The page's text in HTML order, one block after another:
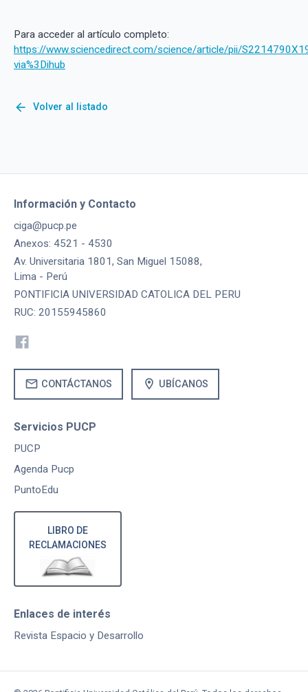
Para acceder al artículo completo:
https://www.sciencedirect.com/science/article/pii/
via%3Dihub
arrow_back Volver al listado
Información y Contacto
ciga@pucp.pe
Anexos: 4521 - 4530
Av. Universitaria 1801, San Miguel 15088,
Lima - Perú
PONTIFICIA UNIVERSIDAD CATOLICA DEL PERU
RUC: 20155945860
mail CONTÁCTANOS location_on UBÍCANOS
Servicios PUCP
PUCP
Agenda Pucp
PuntoEdu
LIBRO DE
RECLAMACIONES
Enlaces de interés
Revista Espacio y Desarrollo